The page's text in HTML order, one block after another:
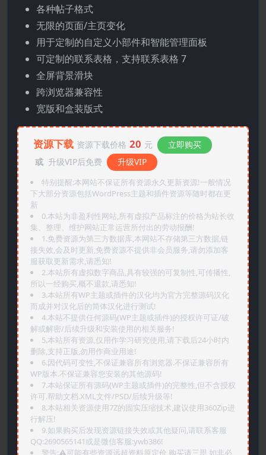
各种帖子格式
无限的页面/主页变化
用于定制的自定义小部件和智能管理面板
可定制的联系表格，支持联系表格 7
全屏背景滑块
跨浏览器兼容性
宽版和盒装版式
资源下载 资源下载价格 20 元
立即购买
或 升级VIP后免费 升级VIP
特别提醒:本网站不保证所有资源永久更新资源!一般情况
下大部分资源包括WordPress主题和插件资源等随时都在更
新
0.本站为非盈利性网站,所有虚拟产品标注的价格为站长收
集、整理、维护网站正常运营所付出的劳动报酬!
1.免费资源为第三方数据库,本网站不存储第三方数据,链
接失效,会及时更新,免费资源不提供非会员服务,请勿添加客
服获取更新需求,请悉知!
2.本站所有虚拟数字商品,具有较强的可复制性,可传播性,
所以一经购买,概不退款,请悉知!
3.本站所有WP主题或插件的汉化均为官方完整源码汉化
而成并对汉化后的简体汉化进行测试!
4.本站不提供任何源码(WP主题或插件)的授权许可证/破
解或解密/后续升级和安装使用的相关服务!
5.本站所有资源,仅用作学习研究使用,请下载后24小时内
删除,支持正版,勿用作商业用途!
6.因代码可变性,不保证兼容所有浏览器.不保证兼容所有
WP版本.不保证兼容您安装的其他源码!
7.本站保证所有源码(WP主题或插件)的完整性,但不含授权
许可.帮助文档.XML文件/PSD/后续升级等!
8.本站相关资源使用7Z的固实压缩技术,建议使用360Zip进
行解压!
9.如果购买后发现资源链接失效或其他疑问,请联系客服
QQ:2690565141或是微信客服:ywb386!
警告:⚠️可能有些资源远超资料原定价,购买请三思,如非必